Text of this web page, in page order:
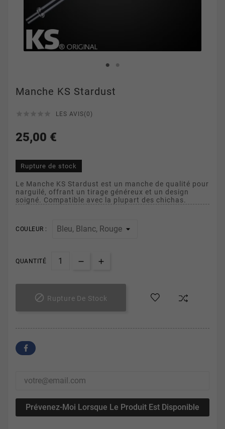
Manche KS Stardust
LES AVIS(0)
25,00 €
Rupture de stock
Le Manche KS Stardust est un manche de qualité pour
narguilé, offrant un tirage généreux et un design
soigné. Compatible avec la plupart des chichas.
COULEUR :
QUANTITÉ
 Rupture De Stock
Prévenez-Moi Lorsque Le Produit Est Disponible